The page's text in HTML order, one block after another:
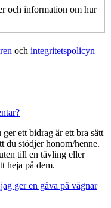
och information om hur
och integritetspolicyn
ett bidrag är ett bra sätt
du stödjer honom/henne.
till en tävling eller
heja på dem.
ger en gåva på vägnar